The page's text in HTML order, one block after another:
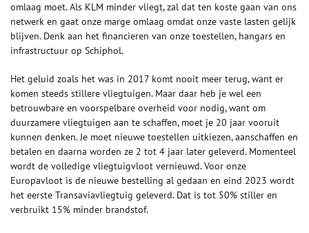
omlaag moet. Als KLM minder vliegt, zal dat ten koste gaan van ons
netwerk en gaat onze marge omlaag omdat onze vaste lasten gelijk
blijven. Denk aan het financieren van onze toestellen, hangars en
infrastructuur op Schiphol.
Het geluid zoals het was in 2017 komt nooit meer terug, want er
komen steeds stillere vliegtuigen. Maar daar heb je wel een
betrouwbare en voor­spelbare overheid voor nodig, want om
duurzamere vliegtuigen aan te schaffen, moet je 20 jaar vooruit
kunnen denken. Je moet nieuwe toe­stellen uitkiezen, aanschaffen en
betalen en daarna worden ze 2 tot 4 jaar later geleverd. Momenteel
wordt de volledige vliegtuigvloot vernieuwd. Voor onze
Europavloot is de nieuwe bestelling al gedaan en eind 2023 wordt
het eerste Transaviavliegtuig geleverd. Dat is tot 50% stiller en
verbruikt 15% minder brandstof.